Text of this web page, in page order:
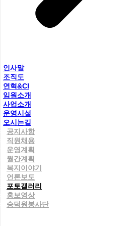
인사말
조직도
연혁&CI
임원소개
사업소개
운영시설
오시는길
공지사항
직원채용
운영계획
월간계획
복지이야기
언론보도
포토갤러리
홍보영상
숭덕원봉사단